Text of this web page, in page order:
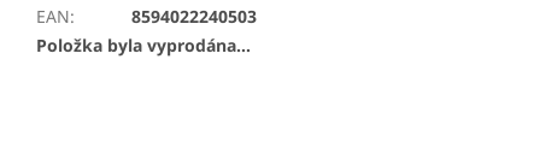
EAN:
8594022240503
Položka byla vyprodána…